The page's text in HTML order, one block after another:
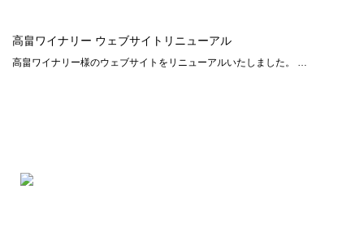
高畠ワイナリー ウェブサイトリニューアル
高畠ワイナリー様のウェブサイトをリニューアルいたしました。 …